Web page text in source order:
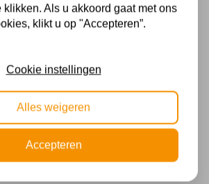
940 mm
klikken. Als u akkoord gaat met ons
klikt u op "Accepteren”.
Cookie instellingen
Alles weigeren
Accepteren